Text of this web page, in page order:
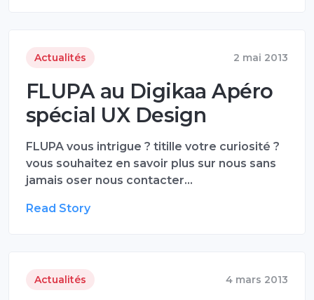
Actualités 2 mai 2013
FLUPA au Digikaa Apéro
spécial UX Design
FLUPA vous intrigue ? titille votre curiosité ?
vous souhaitez en savoir plus sur nous sans
jamais oser nous contacter…
Read Story
Actualités 4 mars 2013